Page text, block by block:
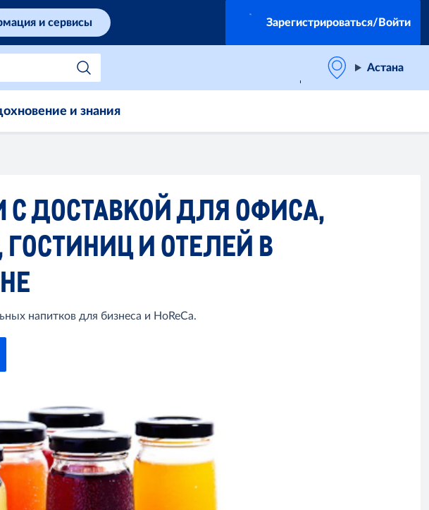
и сервисы Зарегистрироваться/Войти
Астана
и знания
С ДОСТАВКОЙ ДЛЯ ОФИСА,
И ОТЕЛЕЙ В
напитков для бизнеса и HoReCa.